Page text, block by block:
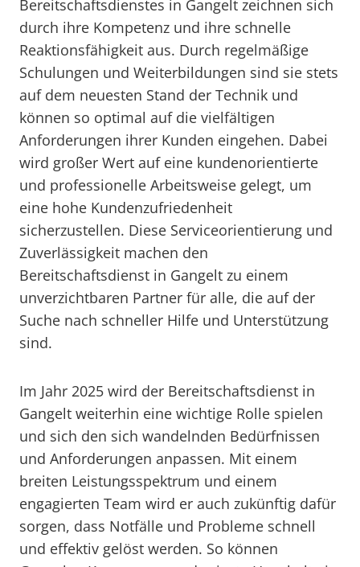
Bereitschaftsdienstes in Gangelt zeichnen sich
durch ihre Kompetenz und ihre schnelle
Reaktionsfähigkeit aus. Durch regelmäßige
Schulungen und Weiterbildungen sind sie stets
auf dem neuesten Stand der Technik und
können so optimal auf die vielfältigen
Anforderungen ihrer Kunden eingehen. Dabei
wird großer Wert auf eine kundenorientierte
und professionelle Arbeitsweise gelegt, um
eine hohe Kundenzufriedenheit
sicherzustellen. Diese Serviceorientierung und
Zuverlässigkeit machen den
Bereitschaftsdienst in Gangelt zu einem
unverzichtbaren Partner für alle, die auf der
Suche nach schneller Hilfe und Unterstützung
sind.
Im Jahr 2025 wird der Bereitschaftsdienst in
Gangelt weiterhin eine wichtige Rolle spielen
und sich den sich wandelnden Bedürfnissen
und Anforderungen anpassen. Mit einem
breiten Leistungsspektrum und einem
engagierten Team wird er auch zukünftig dafür
sorgen, dass Notfälle und Probleme schnell
und effektiv gelöst werden. So können